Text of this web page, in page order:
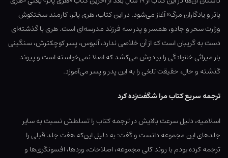
پاتر و یادگاران مرگ» آغاز می‌شود. در این کتاب، هری پاتر، کارمند سختکوش
وزارت سحر و جادو، همسر و پدر سه فرزند مدرسه‌ای است. هری با گذشته‌ای
دست به گریبان است که از آن خلاصی ندارد، آلبوس، پسر کوچکترش، سنگینی
بار میراثی خانوادگی را بر دوش می‌کشد که اصلا نمی‌خواسته است و پیوند
گذشته و حال، حقیقت تلخی را به این پدر و پسر می‌آموزد.
ترجمه سریع کتاب مرا شگفت‌زده‌ کرد
اسلامیه، دلیل سرعت بالایش در ترجمه کتاب را تسلطش نسبت به سایر
جلدهای این مجموعه دانست و گفت: به دلیل این‌که هفت جلد قبلی را
ترجمه کرده بودم با روند کلی مجموعه، اصلاحات، وردها، افسونگری‌ها و